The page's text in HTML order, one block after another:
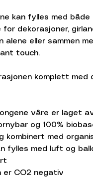
kan fylles med
dekorasjoner,
alene eller sammen
touch.
komplett med
våre er laget
og 100%
kombinert med
fylles med luft og
er CO2 negativ